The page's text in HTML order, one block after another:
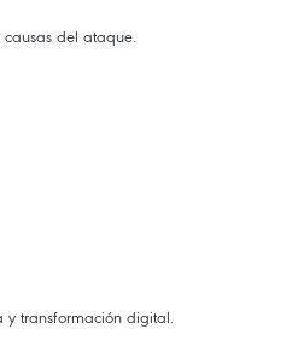
del ataque.
transformación digital.